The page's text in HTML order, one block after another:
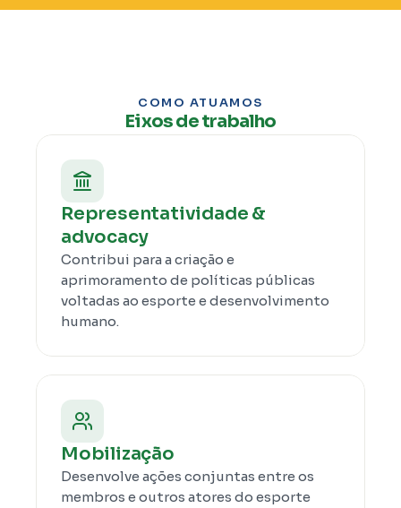
COMO ATUAMOS
Eixos de trabalho
Representatividade &
advocacy
Contribui para a criação e
aprimoramento de políticas públicas
voltadas ao esporte e desenvolvimento
humano.
Mobilização
Desenvolve ações conjuntas entre os
membros e outros atores do esporte